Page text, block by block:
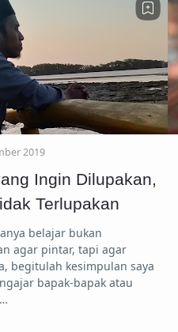
2019
Ingin Dilupakan,
Terlupakan
belajar bukan
agar pintar, tapi agar
bapak-bapak atau